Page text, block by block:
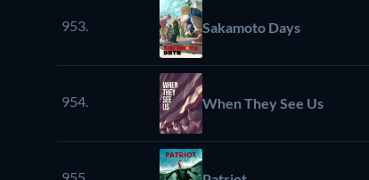
953. Sakamoto Days
954. When They See Us